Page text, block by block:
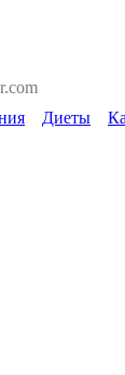
Диеты